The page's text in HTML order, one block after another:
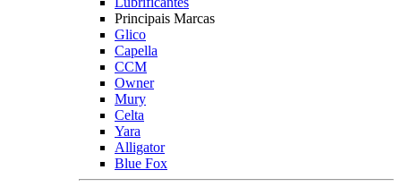
Principais Marcas
Glico
Capella
CCM
Owner
Mury
Celta
Yara
Alligator
Blue Fox